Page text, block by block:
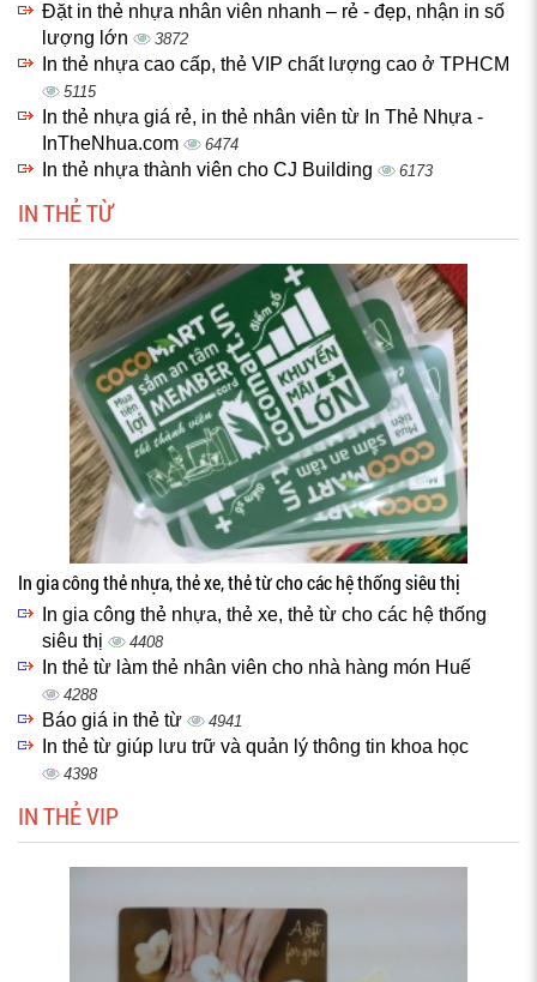
Đặt in thẻ nhựa nhân viên nhanh – rẻ - đẹp, nhận in số
lượng lớn
3872
In thẻ nhựa cao cấp, thẻ VIP chất lượng cao ở TPHCM
5115
In thẻ nhựa giá rẻ, in thẻ nhân viên từ In Thẻ Nhựa -
InTheNhua.com
6474
In thẻ nhựa thành viên cho CJ Building 6173
IN THẺ TỪ
In gia công thẻ nhựa, thẻ xe, thẻ từ cho các hệ thống siêu thị
In gia công thẻ nhựa, thẻ xe, thẻ từ cho các hệ thống
siêu thị
4408
In thẻ từ làm thẻ nhân viên cho nhà hàng món Huế
4288
Báo giá in thẻ từ 4941
In thẻ từ giúp lưu trữ và quản lý thông tin khoa học
4398
IN THẺ VIP